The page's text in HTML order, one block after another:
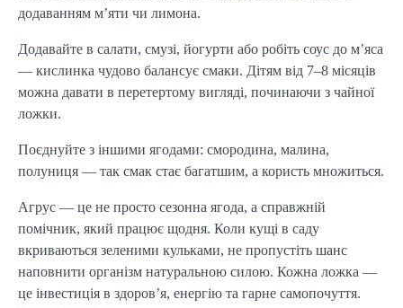
додаванням м’яти чи лимона.
Додавайте в салати, смузі, йогурти або робіть соус до м’яса
— кислинка чудово балансує смаки. Дітям від 7–8 місяців
можна давати в перетертому вигляді, починаючи з чайної
ложки.
Поєднуйте з іншими ягодами: смородина, малина,
полуниця — так смак стає багатшим, а користь множиться.
Агрус — це не просто сезонна ягода, а справжній
помічник, який працює щодня. Коли кущі в саду
вкриваються зеленими кульками, не пропустіть шанс
наповнити організм натуральною силою. Кожна ложка —
це інвестиція в здоров’я, енергію та гарне самопочуття.